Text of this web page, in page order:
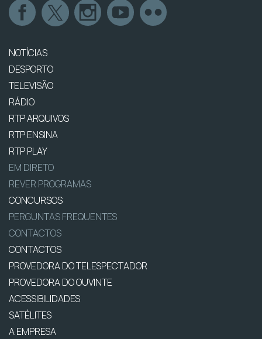
NOTÍCIAS
DESPORTO
TELEVISÃO
RÁDIO
RTP ARQUIVOS
RTP ENSINA
RTP PLAY
EM DIRETO
REVER PROGRAMAS
CONCURSOS
PERGUNTAS FREQUENTES
CONTACTOS
CONTACTOS
PROVEDORA DO TELESPECTADOR
PROVEDORA DO OUVINTE
ACESSIBILIDADES
SATÉLITES
A EMPRESA